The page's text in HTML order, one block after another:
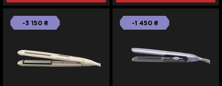
-3 150 ₴ -1 450 ₴